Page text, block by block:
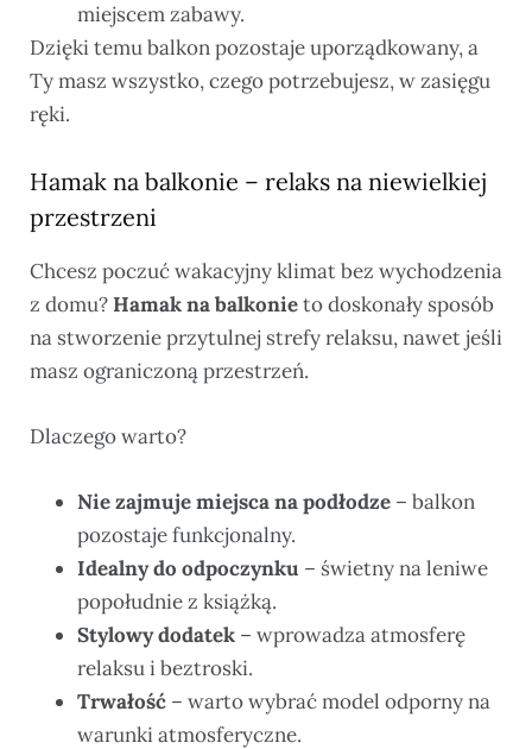
miejscem zabawy.
Dzięki temu balkon pozostaje uporządkowany, a
Ty masz wszystko, czego potrzebujesz, w zasięgu
ręki.
Hamak na balkonie – relaks na niewielkiej
przestrzeni
Chcesz poczuć wakacyjny klimat bez wychodzenia
z domu?Hamak na balkonieto doskonały sposób
na stworzenie przytulnej strefy relaksu, nawet jeśli
masz ograniczoną przestrzeń.
Dlaczego warto?
Nie zajmuje miejsca na podłodze – balkon
pozostaje funkcjonalny.
Idealny do odpoczynku – świetny na leniwe
popołudnie z książką.
Stylowy dodatek – wprowadza atmosferę
relaksu i beztroski.
Trwałość – warto wybrać model odporny na
warunki atmosferyczne.